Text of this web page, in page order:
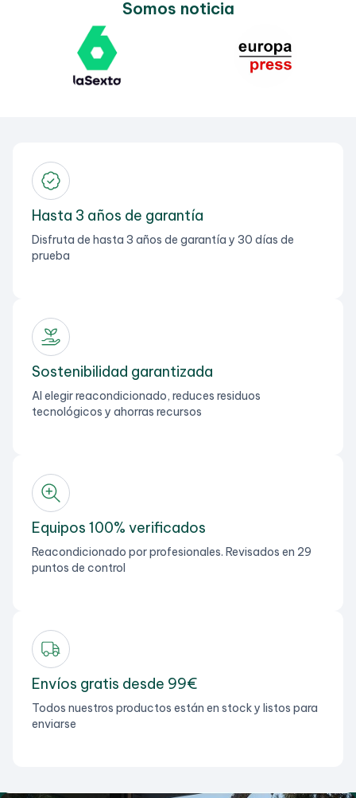
Somos noticia
Hasta 3 años de garantía
Disfruta de hasta 3 años de garantía y 30 días de
prueba
Sostenibilidad garantizada
Al elegir reacondicionado, reduces residuos
tecnológicos y ahorras recursos
Equipos 100% verificados
Reacondicionado por profesionales. Revisados en 29
puntos de control
Envíos gratis desde 99€
Todos nuestros productos están en stock y listos para
enviarse